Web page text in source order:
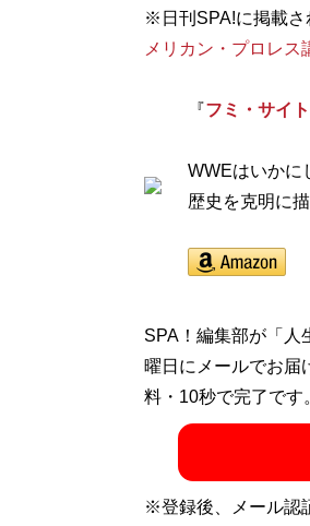
※日刊SPA!に掲載さ
メリカン・プロレス
『フミ・サイ
WWEはいかに
歴史を克明に
SPA！編集部が「人
曜日にメールでお
料・10秒で完了です。
※登録後、メール認